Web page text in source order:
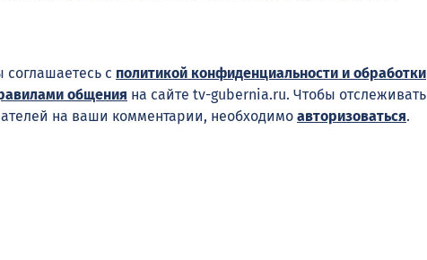
с политикой конфиденциальности и обработки
общения на сайте tv-gubernia.ru. Чтобы отслеживать
на ваши комментарии, необходимо авторизоваться.